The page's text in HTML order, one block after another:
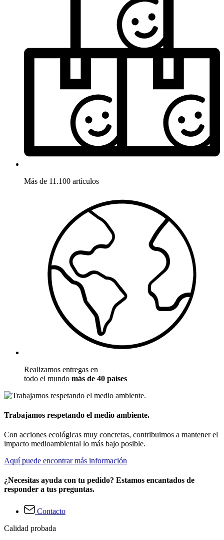
Más de 11.100 artículos
Realizamos entregas en
todo el mundo más de 40 países
Trabajamos respetando el medio ambiente.
Con acciones ecológicas muy concretas, contribuimos a mantener el
impacto medioambiental lo más bajo posible.
Aquí puede encontrar más información
¿Necesitas ayuda con tu pedido? Estamos encantados de
responder a tus preguntas.
Contacto
Calidad probada